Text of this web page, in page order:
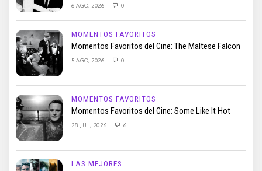
6 AGO, 2026 0
MOMENTOS FAVORITOS
Momentos Favoritos del Cine: The Maltese Falcon
5 AGO, 2026 0
MOMENTOS FAVORITOS
Momentos Favoritos del Cine: Some Like It Hot
28 JUL, 2026 6
LAS MEJORES